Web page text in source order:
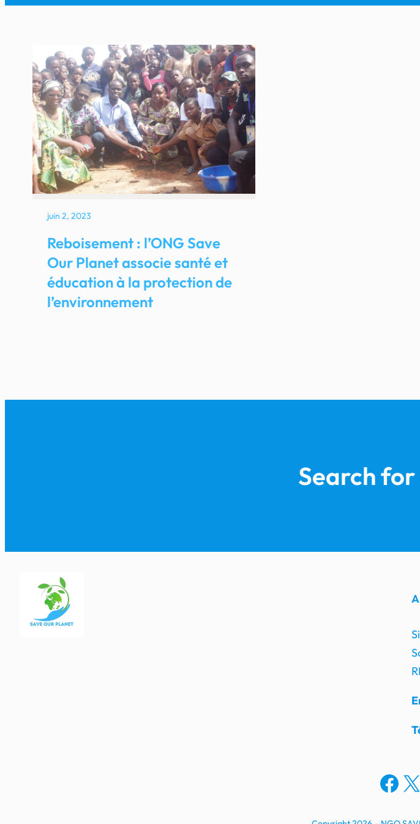
juin 2, 2023
Reboisement : l’ONG Save
Our Planet associe santé et
éducation à la protection de
l’environnement
Search
X